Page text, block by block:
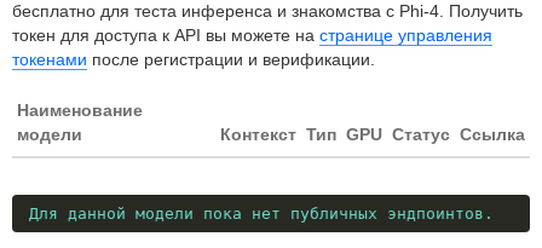
бесплатно для теста инференса и знакомства с Phi-4. Получить
токен для доступа к API вы можете на странице управления
токенами после регистрации и верификации.
Наименование
модели
Контекст Тип GPU Статус Ссылка
Для данной модели пока нет публичных эндпоинтов.